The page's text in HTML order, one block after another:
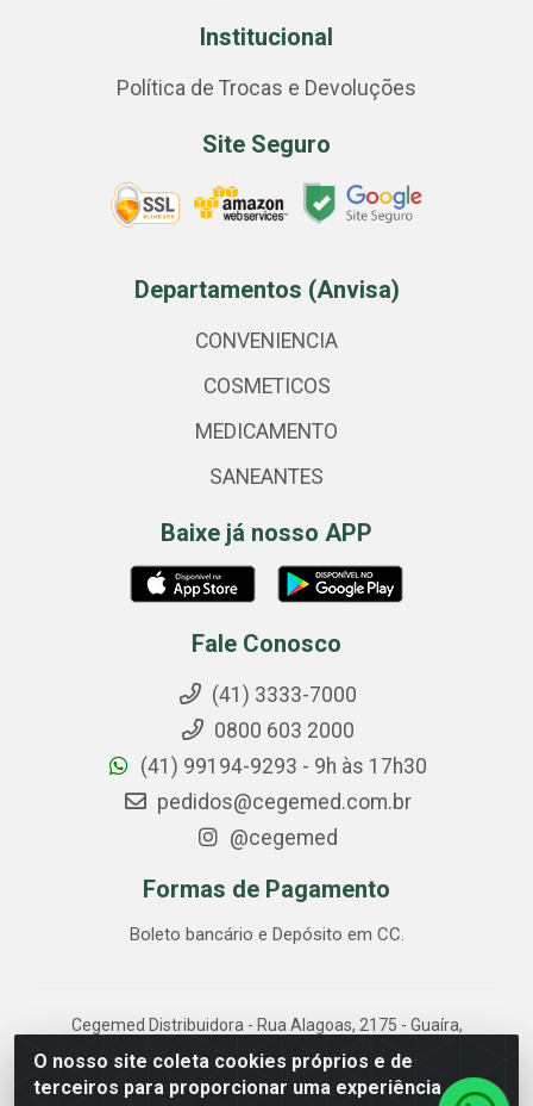
O nosso site coleta cookies próprios e de
terceiros para proporcionar uma experiência
Institucional
Política de Trocas e Devoluções
Site Seguro
Departamentos (Anvisa)
CONVENIENCIA
COSMETICOS
MEDICAMENTO
SANEANTES
Baixe já nosso APP
Fale Conosco
(41) 3333-7000
0800 603 2000
(41) 99194-9293 - 9h às 17h30
pedidos@cegemed.com.br
@cegemed
Formas de Pagamento
Boleto bancário e Depósito em CC.
Cegemed Distribuidora - Rua Alagoas, 2175 - Guaíra,
Curitiba/PR - CEP 80.630-050 - CNPJ 85.017.994/0001-